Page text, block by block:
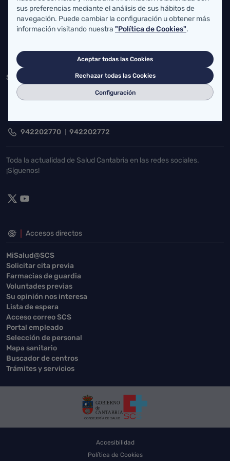
Federico Vial 13, 39009 Santander, Cantabria
atencionusuario@cantabria.es
942208130 942395562
Servicio Cántabro de Salud
Cardenal Herrera Oria, S/N 39011 Santander, Cantabria
942202770 942202772
Toda la actualidad de Salud Cantabria en las redes sociales.
¡Síguenos!
Accesos directos
MiSalud@SCS
Solicitar cita previa
Farmacias de guardia
Voluntades previas
Su opinión nos interesa
Lista de espera
Acceso correo SCS
Portal empleado
Selección de personal
Mapa sanitario
Buscador de centros
Trámites y servicios
Accesibilidad
Política de Cookies
sus preferencias mediante el análisis de sus hábitos de
navegación. Puede cambiar la configuración u obtener más
información visitando nuestra "Política de Cookies".
Aceptar todas las Cookies
Rechazar todas las Cookies
Configuración